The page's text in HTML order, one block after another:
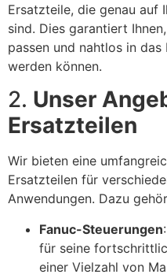
Ersatzteile, die genau auf
sind. Dies garantiert
passen und nahtlos in
werden können.
2. Unser
Ersatzteilen
Wir bieten eine
Ersatzteilen für
Anwendungen. Dazu
Fanuc-Steuerungen
für seine
einer Vielzahl von